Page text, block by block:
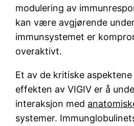
modulering av
kan være avgjørende
immunsystemet er
overaktivt.
Et av de kritiske
effekten av VIGIV er å
interaksjon med
systemer.